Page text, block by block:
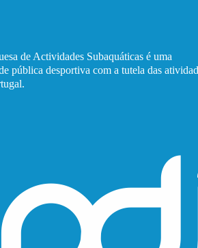
de Actividades Subaquáticas é uma
pública desportiva com a tutela das